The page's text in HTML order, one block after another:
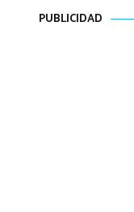
PUBLICIDAD